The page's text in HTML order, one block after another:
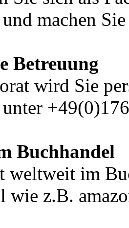
machen
Betreuung
wird Sie
Buchhandel
weltweit im
wie z.B.